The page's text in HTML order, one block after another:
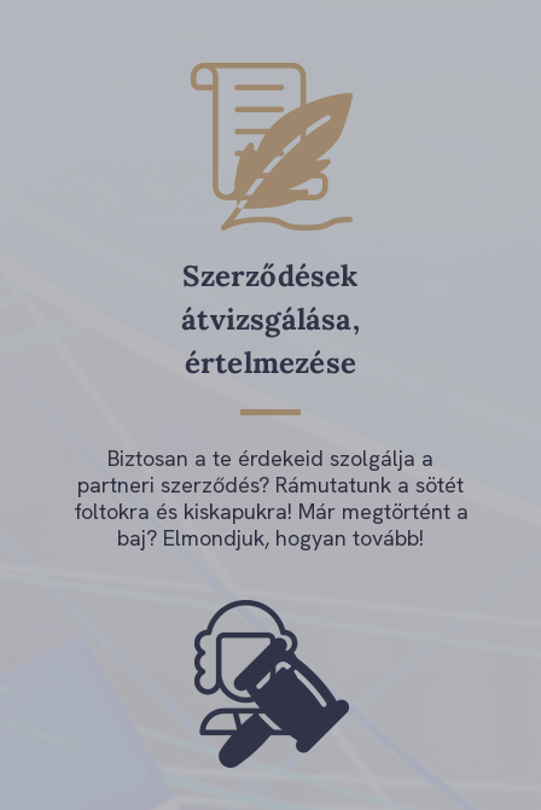
Szerződések
átvizsgálása,
értelmezése
Biztosan a te érdekeid szolgálja a
partneri szerződés? Rámutatunk a sötét
foltokra és kiskapukra! Már megtörtént a
baj? Elmondjuk, hogyan tovább!